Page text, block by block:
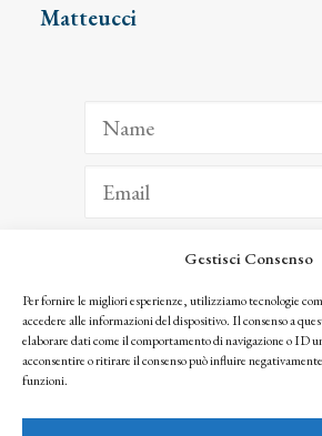
Gestisci Consenso
Per fornire le migliori esperienze, utilizziamo tecnologie
accedere alle informazioni del dispositivo. Il consenso a
elaborare dati come il comportamento di navigazione o ID
acconsentire o ritirare il consenso può influire
funzioni.
Matteucci
ISCRIVITI
Facendo clic per iscriverti, riconosci che le tue
seguendo la nostra Privacy Policy
© 2025 Istituto Matteucci. All right reserved
l’autorizzazione scritta dei proprietari dei diritti e